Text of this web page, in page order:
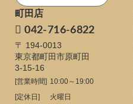
町田店
042-716-6822
〒 194-0013
東京都町田市原町田
3-15-16
[営業時間] 10:00～19:00
[定休日]
火曜日